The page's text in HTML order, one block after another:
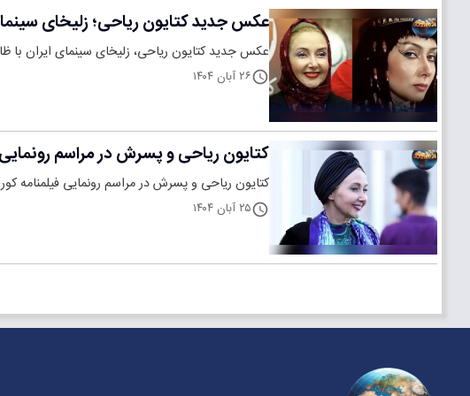
عکس جدید کتایون ریاحی؛ زلیخای
عکس جدید کتایون ریاحی، زلیخای سینمای ایران با
۲۶ آبان ۱۴۰۴
کتایون ریاحی و پسرش در مراسم
کتایون ریاحی و پسرش در مراسم رونمایی فیلمنامه کوروش کبیر در سال ۱۳۹۶ حضور داشتند؛ تصاویر
۲۵ آبان ۱۴۰۴